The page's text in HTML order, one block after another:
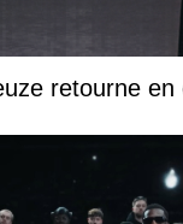
retourne